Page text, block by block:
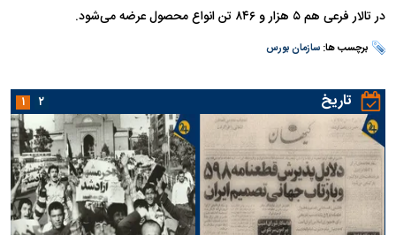
در تالار فرعی هم ۵ هزار و ۸۴۶ تن انواع محصول عرضه می‌شود.
برچسب ها:سازمان بورس
تاریخ ۱ ۲